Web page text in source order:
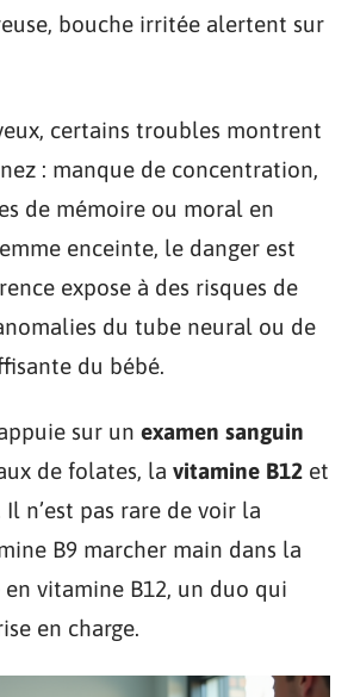
bouche irritée alertent sur
certains troubles montrent
: manque de concentration,
de mémoire ou moral en
enceinte, le danger est
expose à des risques de
du tube neural ou de
du bébé.
sur un examen sanguin
de folates, la vitamine B12 et
Il n’est pas rare de voir la
B9 marcher main dans la
vitamine B12, un duo qui
en charge.